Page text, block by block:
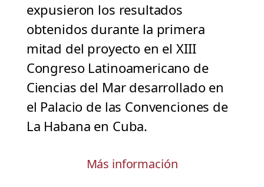
expusieron los resultados
obtenidos durante la primera
mitad del proyecto en el XIII
Congreso Latinoamericano de
Ciencias del Mar desarrollado en
el Palacio de las Convenciones de
La Habana en Cuba.
Más información